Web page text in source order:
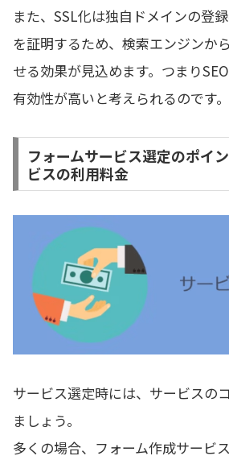
また、SSL化は独自ドメインの登
を証明するため、検索エンジンか
せる効果が見込めます。つまり
有効性が高いと考えられるのです。
フォームサービス選定のポイ
ビスの利用料金
サービス選定時には、サービスの
ましょう。
多くの場合、フォーム作成サービ